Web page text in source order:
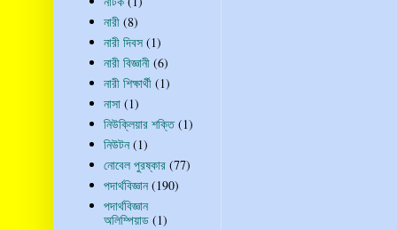
নারী (8)
নারী দিবস (1)
নারী বিজ্ঞানী (6)
নারী শিক্ষার্থী (1)
নাসা (1)
নিউক্লিয়ার শক্তি (1)
নিউটন (1)
নোবেল পুরষ্কার (77)
পদার্থবিজ্ঞান (190)
পদার্থবিজ্ঞান
অলিম্পিয়াড (1)